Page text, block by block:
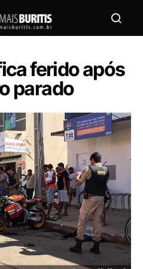
ferido após
parado